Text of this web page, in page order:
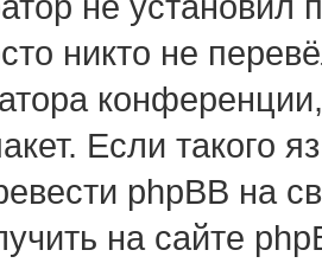
никто не
Если такого
phpBB на
на сайте